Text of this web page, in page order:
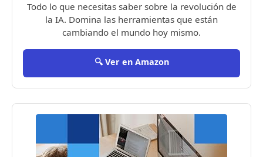
Todo lo que necesitas saber sobre la revolución de
la IA. Domina las herramientas que están
cambiando el mundo hoy mismo.
🔍 Ver en Amazon